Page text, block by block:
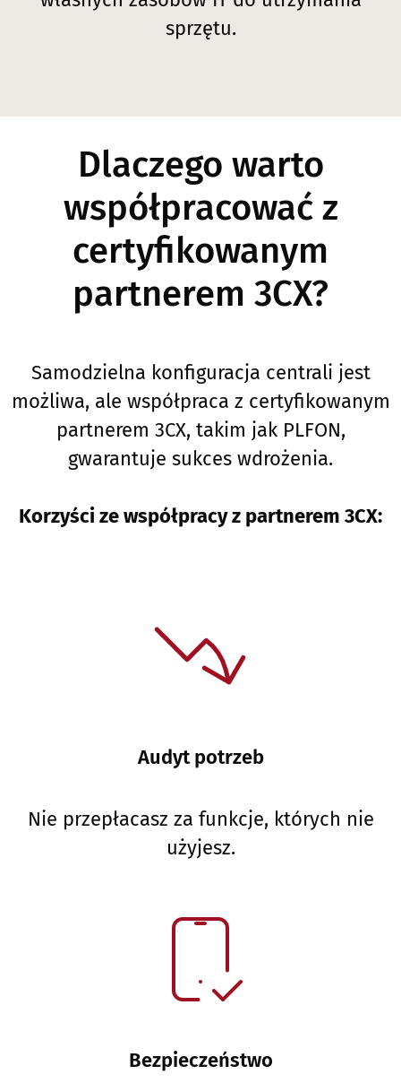
sprzętu.
Dlaczego warto
współpracować z
certyfikowanym
partnerem 3CX?
Samodzielna konfiguracja centrali jest
możliwa, ale współpraca z certyfikowanym
partnerem 3CX, takim jak PLFON,
gwarantuje sukces wdrożenia.
Korzyści ze współpracy z partnerem 3CX:
Audyt potrzeb
Nie przepłacasz za funkcje, których nie
użyjesz.
Bezpieczeństwo